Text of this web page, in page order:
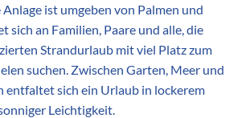
ist umgeben von Palmen und
sich an Familien, Paare und alle, die
Strandurlaub mit viel Platz zum
suchen. Zwischen Garten, Meer und
entfaltet sich ein Urlaub in lockerem
Leichtigkeit.